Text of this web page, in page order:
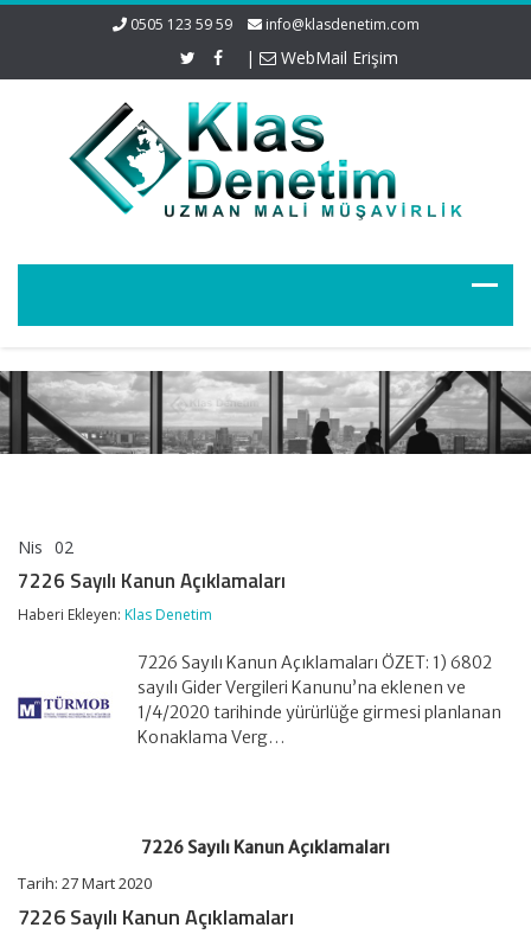
0505 123 59 59 info@klasdenetim.com
| WebMail Erişim
Nis 02
Kanun
Açıklamaları
7226 Sayılı Kanun Açıklamaları
Haberi Ekleyen: Klas Denetim
7226 Sayılı Kanun Açıklamaları ÖZET: 1) 6802
sayılı Gider Vergileri Kanunu’na eklenen ve
1/4/2020 tarihinde yürürlüğe girmesi planlanan
Konaklama Verg…
7226 Sayılı Kanun Açıklamaları
Tarih: 27 Mart 2020
7226 Sayılı Kanun Açıklamaları